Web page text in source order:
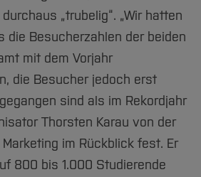
„trubelig“. „Wir hatten
die Besucherzahlen der beiden
mit dem Vorjahr
die Besucher jedoch erst
sind als im Rekordjahr
Thorsten Karau von der
im Rückblick fest. Er
800 bis 1.000 Studierende